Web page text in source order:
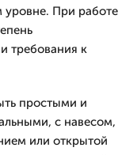
уровне. При работе
требования к
простыми и
с навесом,
или открытой